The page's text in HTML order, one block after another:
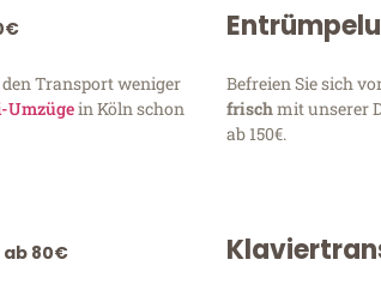
Transport weniger
Umzügein Köln schon
Befreien Sie sich
frischmit unserer
ab 150€.
ab 80€